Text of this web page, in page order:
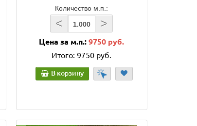
Количество м.п.:
< >
Цена за м.п.:9750 руб.
Итого:9750 руб.
В корзину